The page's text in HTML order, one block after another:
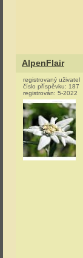
AlpenFlair
registrovaný uživatel
číslo příspěvku: 187
registrován: 5-2022